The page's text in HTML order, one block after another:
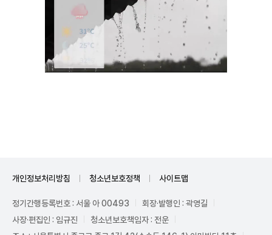
개인정보처리방침 청소년보호정책 사이트맵
정기간행등록번호 : 서울 아 00493
회장·발행인 : 곽영길
사장·편집인 : 임규진
청소년보호책임자 : 전운